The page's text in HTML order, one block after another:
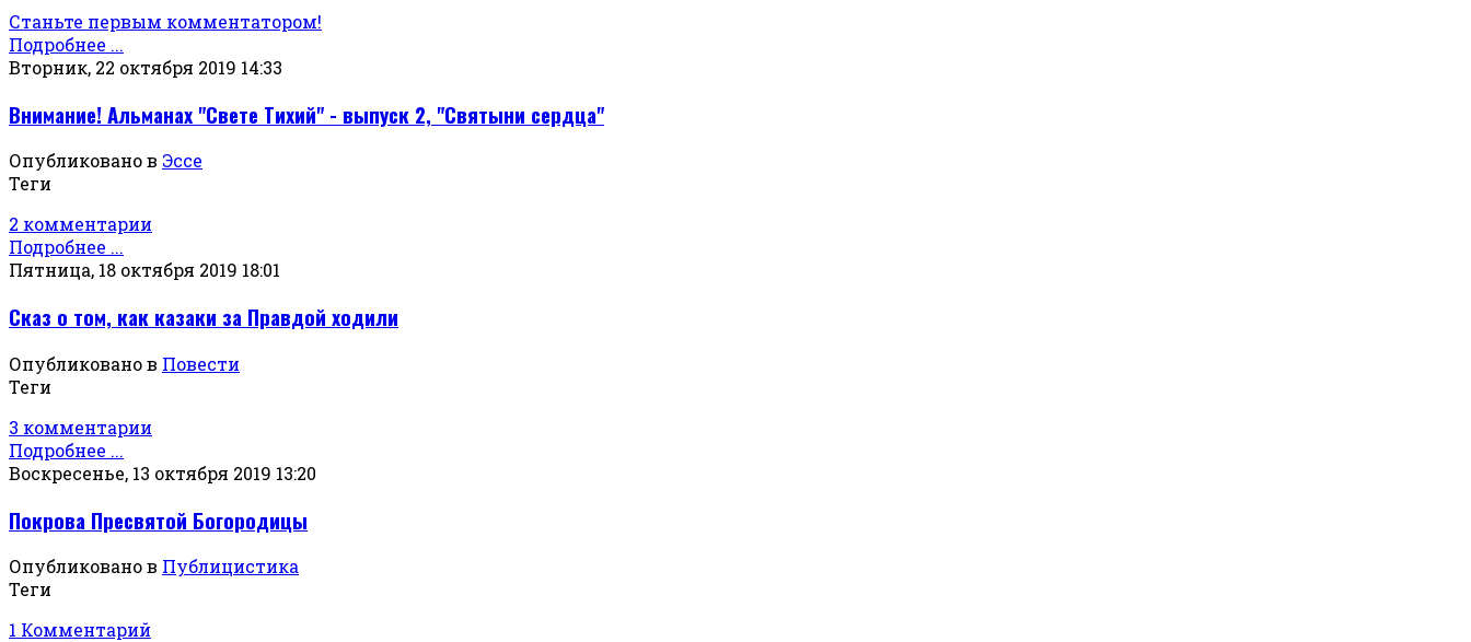
Станьте первым комментатором!
Подробнее ...
Вторник, 22 октября 2019 14:33
Внимание! Альманах "Свете Тихий" - выпуск 2, "Святыни сердца"
Опубликовано в Эссе
Теги
2 комментарии
Подробнее ...
Пятница, 18 октября 2019 18:01
Сказ о том, как казаки за Правдой ходили
Опубликовано в Повести
Теги
3 комментарии
Подробнее ...
Воскресенье, 13 октября 2019 13:20
Покрова Пресвятой Богородицы
Опубликовано в Публицистика
Теги
1 Комментарий